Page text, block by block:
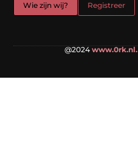
Wie zijn wij? Registreer
@2024 www.0rk.nl.